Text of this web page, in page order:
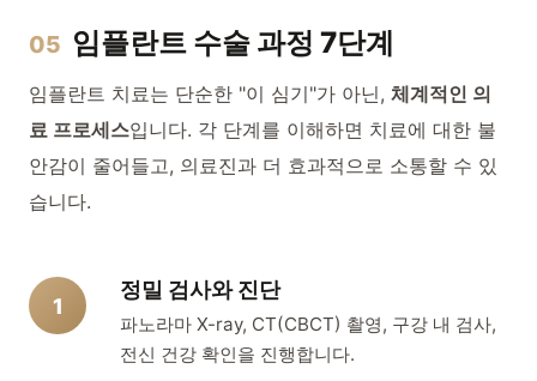
05 임플란트 수술 과정 7단계
임플란트 치료는 단순한 "이 심기"가 아닌, 체계적인 의
료 프로세스입니다. 각 단계를 이해하면 치료에 대한 불
안감이 줄어들고, 의료진과 더 효과적으로 소통할 수 있
습니다.
1
정밀 검사와 진단
파노라마 X-ray, CT(CBCT) 촬영, 구강 내 검사,
전신 건강 확인을 진행합니다.